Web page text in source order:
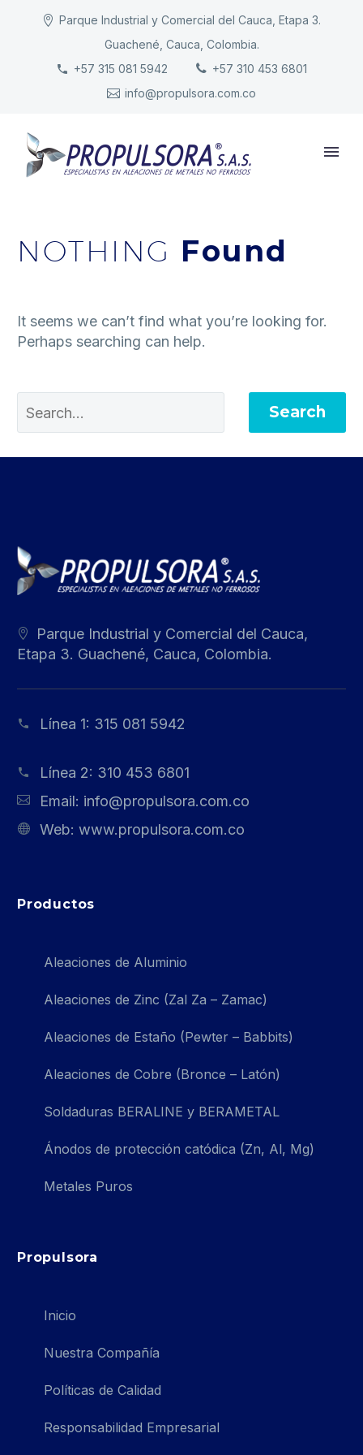
Parque Industrial y Comercial del Cauca, Etapa 3.
Guachené, Cauca, Colombia.
+57 315 081 5942
+57 310 453 6801
info@propulsora.com.co
INICIO
PRODUCTOS
NOTHING Found
It seems we can’t find what you’re looking for.
Perhaps searching can help.
Search
Parque Industrial y Comercial del Cauca,
Etapa 3. Guachené, Cauca, Colombia.
Línea 1: 315 081 5942
Línea 2: 310 453 6801
Email: info@propulsora.com.co
Web: www.propulsora.com.co
Productos
Aleaciones de Aluminio
Aleaciones de Zinc (Zal Za – Zamac)
Aleaciones de Estaño (Pewter – Babbits)
Aleaciones de Cobre (Bronce – Latón)
Soldaduras BERALINE y BERAMETAL
Ánodos de protección catódica (Zn, Al, Mg)
Metales Puros
Propulsora
Inicio
Nuestra Compañía
Políticas de Calidad
Responsabilidad Empresarial